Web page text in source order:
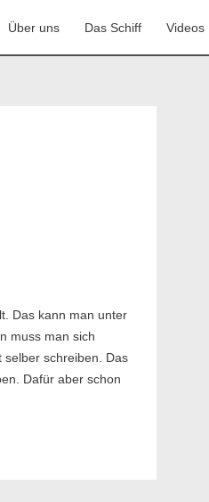
Über uns Das Schiff Videos
Das kann man unter
muss man sich
selber schreiben. Das
Dafür aber schon